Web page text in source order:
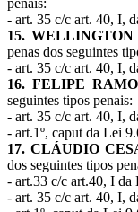
- art. 35 c/c art. 40, I,
15.
penas dos seguintes
- art. 35 c/c art. 40, I,
16. FELIPE
seguintes tipos penais:
- art. 35 c/c art. 40, I,
- art.1º, caput da Lei
17. CLÁUDIO
dos seguintes tipos
- art.33 c/c art.40, I da
- art. 35 c/c art. 40, I,